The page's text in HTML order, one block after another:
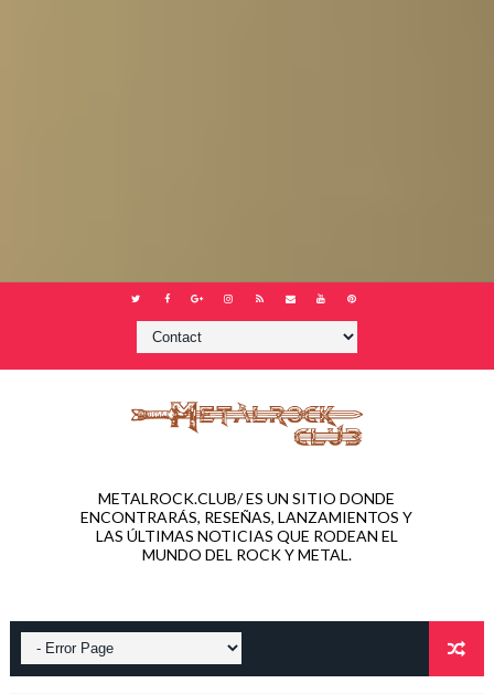
METALROCK.CLUB/ ES UN SITIO DONDE
ENCONTRARÁS, RESEÑAS, LANZAMIENTOS Y
LAS ÚLTIMAS NOTICIAS QUE RODEAN EL
MUNDO DEL ROCK Y METAL.